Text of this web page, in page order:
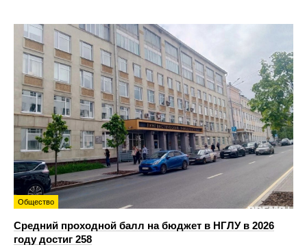
Общество
Средний проходной балл на бюджет в НГЛУ в 2026
году достиг 258